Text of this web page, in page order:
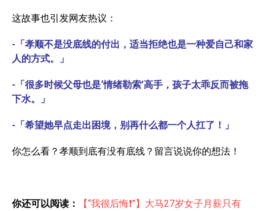
这故事也引发网友热议：
-「孝顺不是没底线的付出，适当拒绝也是一种爱自己和家
人的方式。」
-「很多时候父母也是‘情绪勒索’高手，孩子太乖反而被拖
下水。」
-「希望她早点走出困境，别再什么都一个人扛了！」
你怎么看？孝顺到底有没有底线？留言说说你的想法！
你还可以阅读： 【“我很后悔❗”】大马27岁女子月薪只有